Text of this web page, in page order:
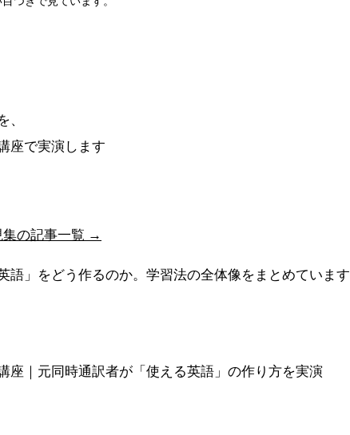
、
座で実演します
集の記事一覧 →
語」をどう作るのか。学習法の全体像をまとめています
座｜元同時通訳者が「使える英語」の作り方を実演